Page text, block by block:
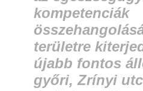
kompetenciák
területre
újabb fontos
győri, Zrínyi